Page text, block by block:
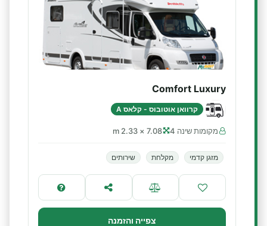
Comfort Luxury
קרוואן אוטובוס - קלאס A
מקומות שינה 4 7.08 × 2.33 m
מזגן קדמי מקלחת שירותים
צפייה והזמנה